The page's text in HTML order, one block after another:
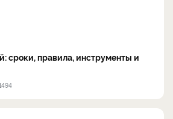
сроки, правила, инструменты и